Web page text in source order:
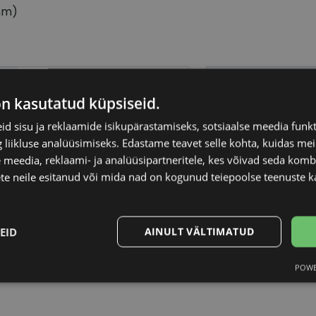
51-22
L
Kliendirühm
Klaasi laius (mm)
Klaasi pinnakate
kasutatud küpsiseid.
sisu ja reklaamide isikupärastamiseks, sotsiaalse meedia
liikluse analüüsimiseks. Edastame teavet selle kohta, kuidas
meedia, reklaami- ja analüüsipartneritele, kes võivad seda
neile esitanud või mida nad on kogunud teiepoolse teenuste
AINULT VÄLTIMATUD